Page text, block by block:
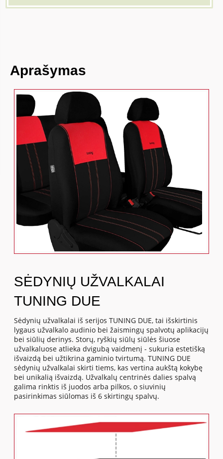
Aprašymas
SĖDYNIŲ UŽVALKALAI
TUNING DUE
Sėdynių užvalkalai iš serijos TUNING DUE, tai išskirtinis
lygaus užvalkalo audinio bei žaismingų spalvotų aplikacijų
bei siūlių derinys. Storų, ryškių siūlų siūlės šiuose
užvalkaluose atlieka dvigubą vaidmenį - sukuria estetišką
išvaizdą bei užtikrina gaminio tvirtumą. TUNING DUE
sėdynių užvalkalai skirti tiems, kas vertina aukštą kokybę
bei unikalią išvaizdą. Užvalkalų centrinės dalies spalvą
galima rinktis iš juodos arba pilkos, o siuvinių
pasirinkimas siūlomas iš 6 skirtingų spalvų.